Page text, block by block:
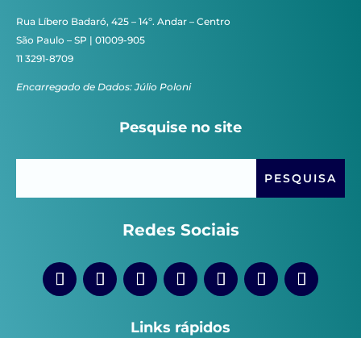
Rua Líbero Badaró, 425 – 14º. Andar – Centro
São Paulo – SP | 01009-905
11 3291-8709
Encarregado de Dados: Júlio Poloni
Pesquise no site
Redes Sociais
Links rápidos